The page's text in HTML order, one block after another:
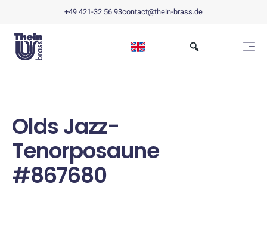
+49 421-32 56 93contact@thein-brass.de
Olds Jazz-
Tenorposaune
#867680